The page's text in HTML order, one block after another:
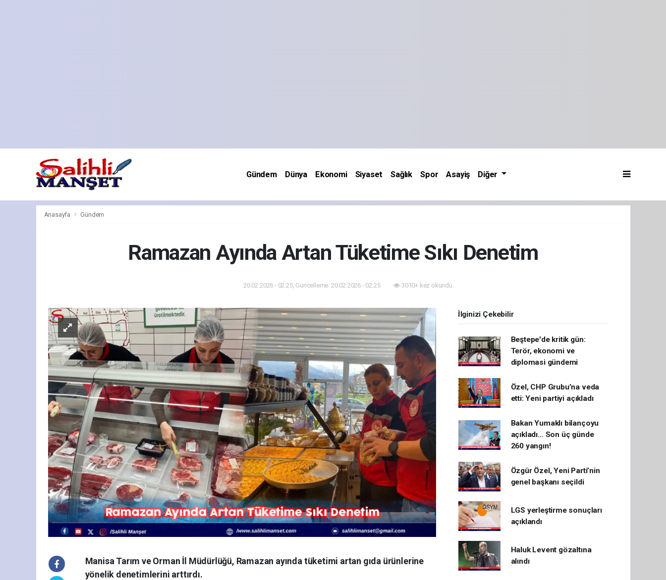
Gündem Dünya Ekonomi Siyaset Sağlık Spor Asayiş Diğer
Anasayfa Gündem
Ramazan Ayında Artan Tüketime Sıkı Denetim
20.02.2026 - 02:25, Güncelleme: 20.02.2026 - 02:25 3010+ kez okundu.
Manisa Tarım ve Orman İl Müdürlüğü, Ramazan ayında tüketimi artan gıda ürünlerine
yönelik denetimlerini arttırdı.
İlginizi Çekebilir
Beştepe'de kritik gün:
Terör, ekonomi ve
diplomasi gündemi
Özel, CHP Grubu’na veda
etti: Yeni partiyi açıkladı
Bakan Yumaklı bilançoyu
açıkladı… Son üç günde
260 yangın!
Özgür Özel, Yeni Parti’nin
genel başkanı seçildi
LGS yerleştirme sonuçları
açıklandı
Haluk Levent gözaltına
alındı